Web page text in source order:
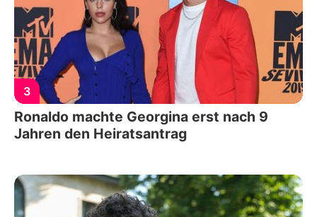
3
Ronaldo machte Georgina erst nach 9
Jahren den Heiratsantrag